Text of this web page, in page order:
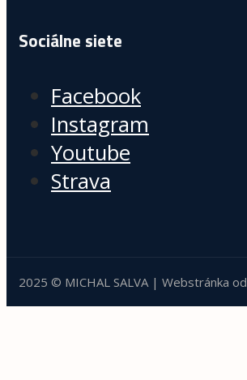
Sociálne siete
Facebook
Instagram
Youtube
Strava
2025 © MICHAL SALVA | Webstránka od